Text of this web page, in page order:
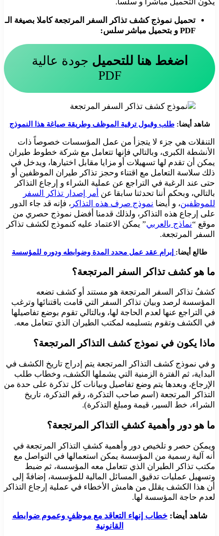
تحميل نموذج كشف تذاكر السفر المرتجعة كاملا بصيغة الـ
PDF و بتحميل مباشر سلس:
اضغط هنا للتحميل جودة عالية
PDF
شاهد أيضا:طلب وقبول ترقية الموظف وطريقة صياغة هذا النموذج
التنقلات هي جزء لا يتجزأ من عمل المؤسسات خصوصاً ذات
الأنشطة الكبرى، وبالتالي فإنها تتعامل مع شركة خطوط طيران
يمكن أن تقدم لها تسهيلات أو مزايا مقابل اختيارها، ويدخل في
ذلك سلاسة التعامل مع اقتناء وحجز تذاكر طيران الموظفين أو
حتى عند الرغبة في التراجع عن عملية الشراء و إرجاع التذاكر
بالتالي، وبحكم أننا تحدثنا سابقا عن أمر إصدار تذاكر السفر
للموظفين، و أيضا نموذج صرف هذه التذاكر ، فإنه قد جاء الدور
على إرجاع هذه التذاكر، ولذلك قدمنا أفضل نموذج حصري من
موقع “نماذج بالعربي” يمكن الاعتماد عليه كنموذج لكشف تذاكر
السفر المرتجعة.
طالع أيضا: إبرام عقد عمل محدد المدة وضوابطه ودوره للمؤسسة
ما هو كشف تذاكر السفر المرتجعة؟
كشفُ تذاكر السفر المرتجعة هو مستند أو كشف تضعه
المؤسسة لرصد وبيان تذاكر السفر التي قامت باقتنائها وترغب
في التراجع عنها لعدم الحاجة لها، وبالتالي تقوم بوضع تفاصيلها
في الكشف وتقوم بتسليمه لمكتب الطيران الذي تتعامل معه.
ماذا يكون في نموذج كشف التذاكر المرتجعة؟
و في نموذج كشف التذاكر المرتجعة يتم إدراج تاريخ الكشف في
البداية، ثم الفترة الزمنية التي يشملها الكشف، وخطاب طلب
الإرجاع، وبعدها يتم وضع تفاصيل وبيانات كل تذكرة على حدة من
التذاكر المرتجعة (اسم صاحب التذكرة، رقم التذكرة، تاريخ
الشراء، خط السير، قيمة ومبلغ التذكرة).
ما هو دور وأهمية كشفِ التذاكر المرتجعة؟
ويمكن حصر و تلخيص دور وأهمية كشفِ التذاكر المرتجعة في
أنه آلية رسمية من المؤسسة يمكن استعمالها في التواصل مع
مكتب تذاكر الطيران الذي تتعامل معه المؤسسة، ثم ضبط
وتسهيل عمليات تدقيق المسائل المالية للمؤسسة، إضافةً إلى
أن هذا الكشف يقلل من هامش الأخطاء في عملية إرجاع التذاكر
لعدم حاجة المؤسسة لها.
شاهد أيضا: خطاب إنهاء التعاقد مع موظفٍ وعموم ضوابطه
القانونية